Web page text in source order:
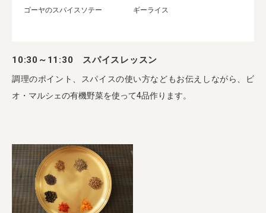
ゴーヤのスパイスソテー ギーライス
10:30～11:30 スパイスレッスン
調理のポイント、スパイスの使い方などもお伝えしながら、ビ
オ・マルシェの有機野菜を使って4品作ります。